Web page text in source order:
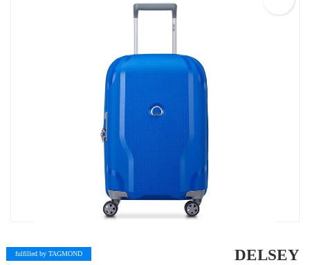
DELSEY
fulfilled by TAGMOND